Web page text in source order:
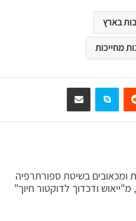
בארץ
מחייכות
Reddit
Skypeשיתוף דרך המייל
ומכאובים בשיטת ספורתרפיה